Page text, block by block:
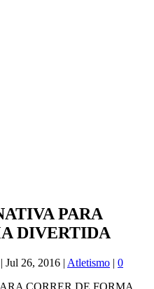
PARA
DIVERTIDA
| Jul 26, 2016 | Atletismo | 0